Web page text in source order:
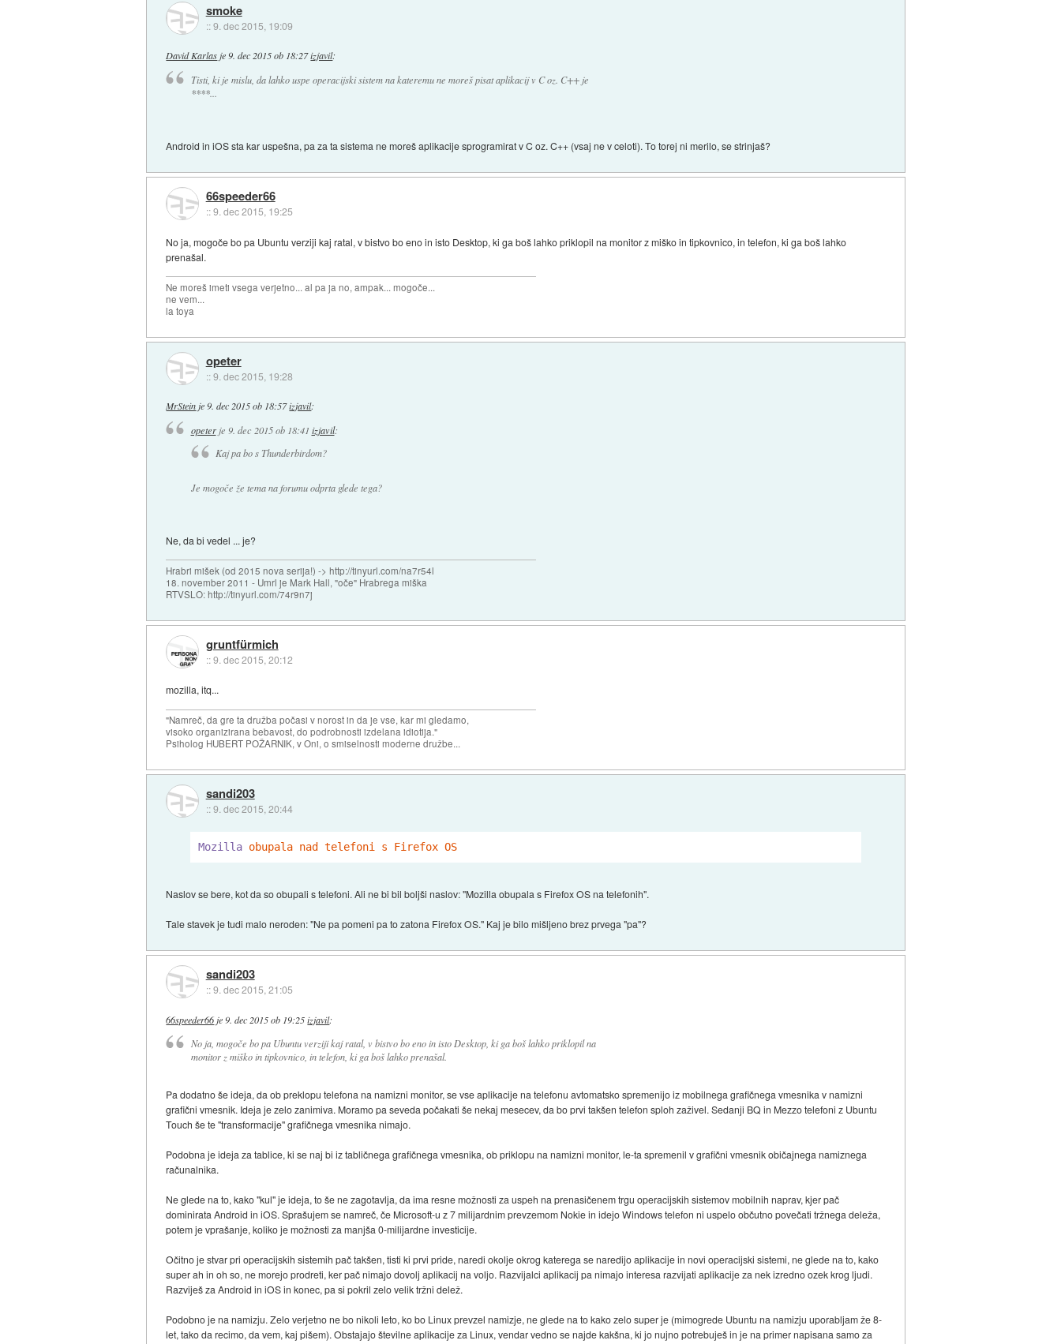
smoke
::9. dec 2015, 19:09
David Karlasje9. dec 2015 ob 18:27izjavil:
Tisti, ki je mislu, da lahko uspe operacijski sistem na kateremu ne moreš pisat aplikacij v C oz. C++ je
****...
Android in iOS sta kar uspešna, pa za ta sistema ne moreš aplikacije sprogramirat v C oz. C++ (vsaj ne v celoti). To torej ni merilo, se strinjaš?
66speeder66
::9. dec 2015, 19:25
No ja, mogoče bo pa Ubuntu verziji kaj ratal, v bistvo bo eno in isto Desktop, ki ga boš lahko priklopil na monitor z miško in tipkovnico, in telefon, ki ga boš lahko
prenašal.
Ne moreš imeti vsega verjetno... al pa ja no, ampak... mogoče...
ne vem...
la toya
opeter
::9. dec 2015, 19:28
MrSteinje9. dec 2015 ob 18:57izjavil:
opeterje 9. dec 2015 ob 18:41 izjavil:
Kaj pa bo s Thunderbirdom?
Je mogoče že tema na forumu odprta glede tega?
Ne, da bi vedel ... je?
Hrabri mišek (od 2015 nova serija!) -> http://tinyurl.com/na7r54l
18. november 2011 - Umrl je Mark Hall, "oče" Hrabrega miška
RTVSLO: http://tinyurl.com/74r9n7j
gruntfürmich
::9. dec 2015, 20:12
mozilla, itq...
"Namreč, da gre ta družba počasi v norost in da je vse, kar mi gledamo,
visoko organizirana bebavost, do podrobnosti izdelana idiotija."
Psiholog HUBERT POŽARNIK, v Oni, o smiselnosti moderne družbe...
sandi203
::9. dec 2015, 20:44
Mozilla obupala nad telefoni s Firefox OS
Naslov se bere, kot da so obupali s telefoni. Ali ne bi bil boljši naslov: "Mozilla obupala s Firefox OS na telefonih".
Tale stavek je tudi malo neroden: "Ne pa pomeni pa to zatona Firefox OS." Kaj je bilo mišljeno brez prvega "pa"?
sandi203
::9. dec 2015, 21:05
66speeder66 je 9. dec 2015 ob 19:25 izjavil:
No ja, mogoče bo pa Ubuntu verziji kaj ratal, v bistvo bo eno in isto Desktop, ki ga boš lahko priklopil na
monitor z miško in tipkovnico, in telefon, ki ga boš lahko prenašal.
Pa dodatno še ideja, da ob preklopu telefona na namizni monitor, se vse aplikacije na telefonu avtomatsko spremenijo iz mobilnega grafičnega vmesnika v namizni
grafični vmesnik. Ideja je zelo zanimiva. Moramo pa seveda počakati še nekaj mesecev, da bo prvi takšen telefon sploh zaživel. Sedanji BQ in Mezzo telefoni z Ubuntu
Touch še te "transformacije" grafičnega vmesnika nimajo.
Podobna je ideja za tablice, ki se naj bi iz tabličnega grafičnega vmesnika, ob priklopu na namizni monitor, le-ta spremenil v grafični vmesnik običajnega namiznega
računalnika.
Ne glede na to, kako "kul" je ideja, to še ne zagotavlja, da ima resne možnosti za uspeh na prenasičenem trgu operacijskih sistemov mobilnih naprav, kjer pač
dominirata Android in iOS. Sprašujem se namreč, če Microsoft-u z 7 milijardnim prevzemom Nokie in idejo Windows telefon ni uspelo občutno povečati tržnega deleža,
potem je vprašanje, koliko je možnosti za manjša 0-milijardne investicije.
Očitno je stvar pri operacijskih sistemih pač takšen, tisti ki prvi pride, naredi okolje okrog katerega se naredijo aplikacije in novi operacijski sistemi, ne glede na to, kako
super ah in oh so, ne morejo prodreti, ker pač nimajo dovolj aplikacij na voljo. Razvijalci aplikacij pa nimajo interesa razvijati aplikacije za nek izredno ozek krog ljudi.
Razviješ za Android in iOS in konec, pa si pokril zelo velik tržni delež.
Podobno je na namizju. Zelo verjetno ne bo nikoli leto, ko bo Linux prevzel namizje, ne glede na to kako zelo super je (mimogrede Ubuntu na namizju uporabljam že 8-
let, tako da recimo, da vem, kaj pišem). Obstajajo številne aplikacije za Linux, vendar vedno se najde kakšna, ki jo nujno potrebuješ in je na primer napisana samo za